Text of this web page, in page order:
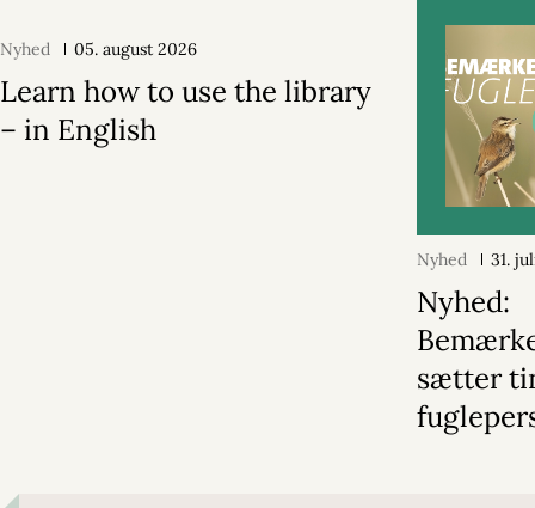
Nyhed 05. august 2026
Learn how to use the library
– in English
Nyhed 31.
Nyhed:
sætter